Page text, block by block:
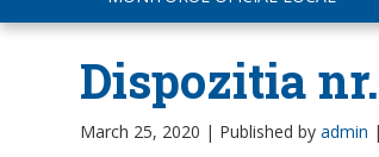
Dispozitia
March 25, 2020 | Published by admin |